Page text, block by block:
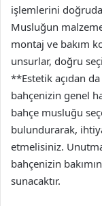
işlemlerini
Musluğun
montaj ve bakım
unsurlar, doğru
**Estetik açıdan
bahçenizin genel
bahçe musluğu
bulundurarak,
etmelisiniz.
bahçenizin
sunacaktır.